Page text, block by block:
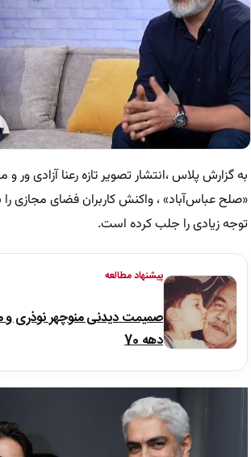
به گزارش پلاس ،انتشار تصویر تازه رعنا آزادی ور
«صلح عباس‌آباد» ، واکنش کاربران فضای مجازی
توجه زیادی را جلب کرده است.
پیشنهاد مطالعه
صمیمت دیدنی منوچهر نوذری و
دهه 70